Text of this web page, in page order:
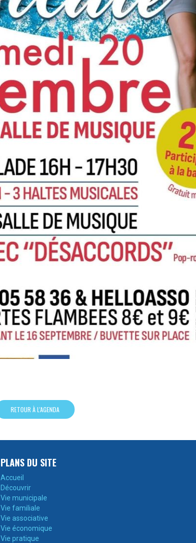
RETOUR À L'AGENDA
PLANS DU SITE
Accueil
Découvrir
Vie municipale
Vie familiale
Vie associative
Vie économique
Vie pratique